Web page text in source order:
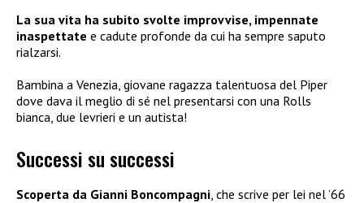
La sua vita ha subito svolte improvvise, impennate
inaspettate e cadute profonde da cui ha sempre saputo
rialzarsi.
Bambina a Venezia, giovane ragazza talentuosa del Piper
dove dava il meglio di sé nel presentarsi con una Rolls
bianca, due levrieri e un autista!
Successi su successi
Scoperta da Gianni Boncompagni , che scrive per lei nel ’66